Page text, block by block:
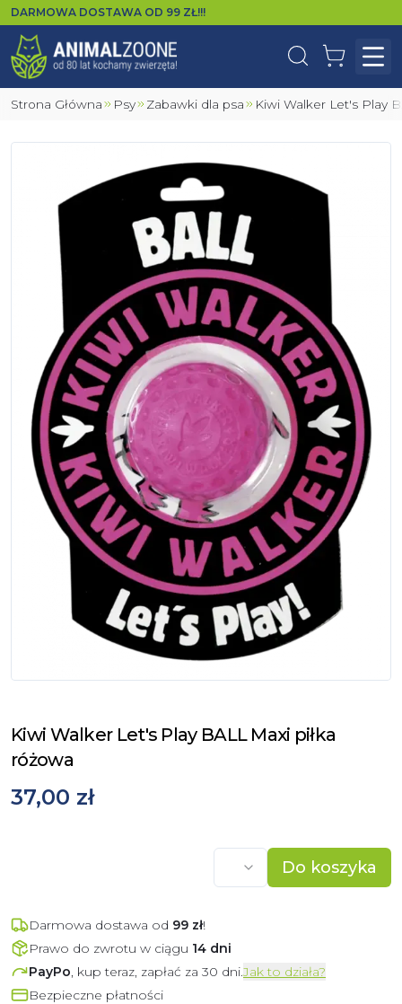
DARMOWA DOSTAWA OD 99 ZŁ!!!
WyszukajKoszyk
Strona Główna Psy Zabawki dla psa Kiwi Walker Let's Play
Kiwi Walker Let's Play BALL Maxi piłka
różowa
37,00 zł
Do koszyka
Darmowa dostawa od 99 zł!
Prawo do zwrotu w ciągu 14 dni
PayPo, kup teraz, zapłać za 30 dni.Jak to działa?
Bezpieczne płatności